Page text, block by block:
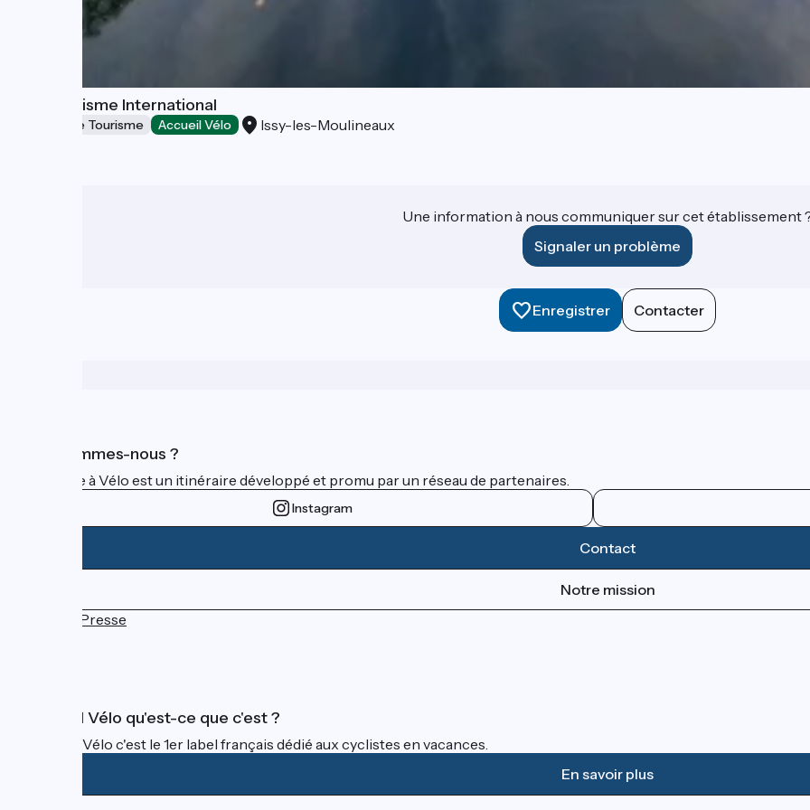
Issy Tourisme International
Offices de Tourisme Accueil Vélo Issy-les-Moulineaux
Une information à nous communiquer sur cet établissement
Signaler un problème
Enregistrer Contacter
Qui sommes-nous ?
La Seine à Vélo est un itinéraire développé et promu par un réseau de partenaires.
Instagram
Contact
Notre mission
Espace Presse
Accueil Vélo qu'est-ce que c'est ?
Accueil Vélo c'est le 1er label français dédié aux cyclistes en vacances.
En savoir plus